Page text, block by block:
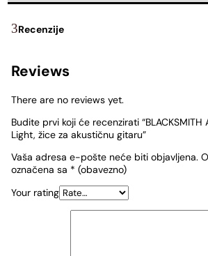
Recenzije
Reviews
There are no reviews yet.
Budite prvi koji će recenzirati “BLACKSMITH
Light, žice za akustičnu gitaru”
Vaša adresa e-pošte neće biti objavljena.
označena sa * (obavezno)
Your rating